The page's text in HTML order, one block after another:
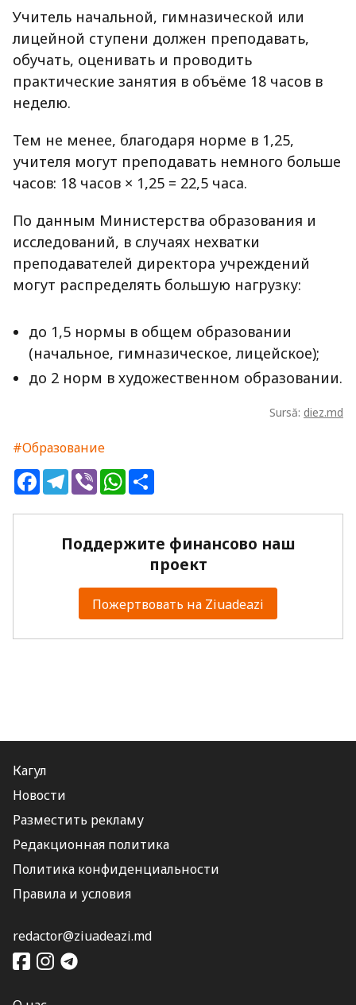
Учитель начальной, гимназической или
лицейной ступени должен преподавать,
обучать, оценивать и проводить
практические занятия в объёме 18 часов в
неделю.
Тем не менее, благодаря норме в 1,25,
учителя могут преподавать немного больше
часов: 18 часов × 1,25 = 22,5 часа.
По данным Министерства образования и
исследований, в случаях нехватки
преподавателей директора учреждений
могут распределять большую нагрузку:
до 1,5 нормы в общем образовании
(начальное, гимназическое, лицейское);
до 2 норм в художественном образовании.
Sursă: diez.md
#Образование
FacebookTelegram
ViberWhatsApp
Поддержите финансово наш
проект
Пожертвовать на Ziuadeazi
Кагул
Новости
Разместить рекламу
Редакционная политика
Политика конфиденциальности
Правила и условия
redactor@ziuadeazi.md